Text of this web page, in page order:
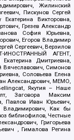
Жилинский
Пискунов Сергей
Екатерина Викторовна,
Грезев Александр
София Юрьевна,
Егоров Владимир
Сергеевич, Верзилов
ИНОСТРАННЫЙ АГЕНТ,
Екатерина Дмитриевна,
Вячеславович, Симонов
Соловьева Елена
Александрович, МЕМО,
Якутия – Наше
Заговора Максим
Павлов Иван Юрьевич,
Владимирович, Как бы
библиофилов, Честные
Григорьева
, Гималова Регина